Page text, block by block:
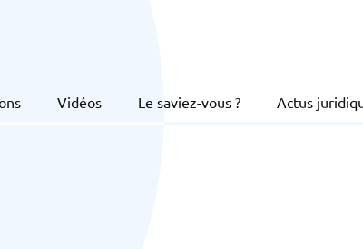
Vidéos Le saviez-vous ? Actus